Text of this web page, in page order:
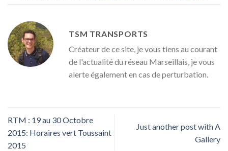
TSM TRANSPORTS
Créateur de ce site, je vous tiens au courant
de l'actualité du réseau Marseillais, je vous
alerte également en cas de perturbation.
RTM : 19 au 30 Octobre
2015: Horaires vert Toussaint
2015
Just another post with A
Gallery